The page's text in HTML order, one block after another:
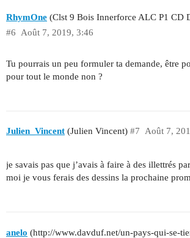
RhymOne (Clst 9 Bois Innerforce ALC P1 CD
Août 7, 2019, 3:46
#6
Tu pourrais un peu formuler ta demande, être
pour tout le monde non ?
Julien_Vincent (Julien Vincent) Août 7,
#7
je savais pas que j’avais à faire à des illettrés
moi je vous ferais des dessins la prochaine
anelo (http://www.davduf.net/un-pays-qui-se-